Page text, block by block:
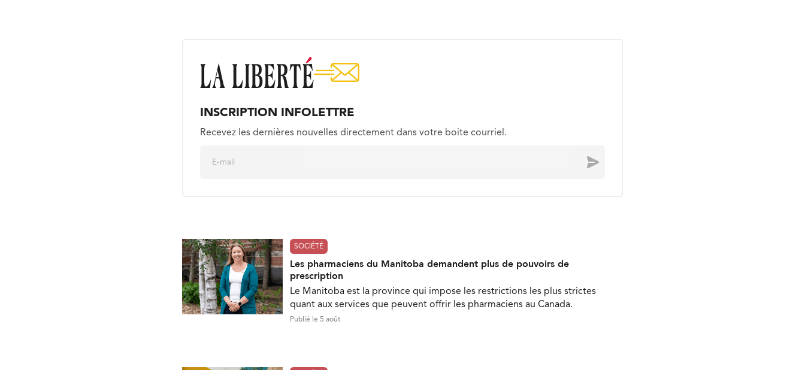
INSCRIPTION INFOLETTRE
Recevez les dernières nouvelles directement dans votre boite courriel.
Envoyer
SOCIÉTÉ
Les pharmaciens du Manitoba demandent plus de pouvoirs de
prescription
Le Manitoba est la province qui impose les restrictions les plus strictes
quant aux services que peuvent offrir les pharmaciens au Canada.
Publié le 5 août